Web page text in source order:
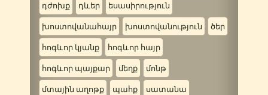
դժոխք դևեր եսասիրություն
խոստովանահայր խոստովանություն ծեր
հոգևոր կյանք հոգևոր հայր
հոգևոր պայքար մեղք մոնթ
մտային աղոթք պահք սատանա